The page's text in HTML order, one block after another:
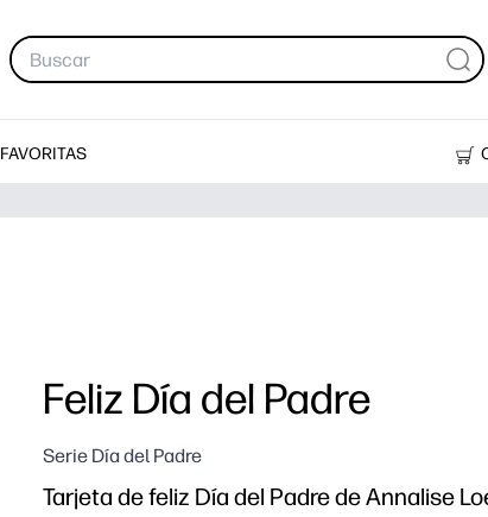
FAVORITAS
Feliz Día del Padre
Serie Día del Padre
Tarjeta de feliz Día del Padre de Annalise